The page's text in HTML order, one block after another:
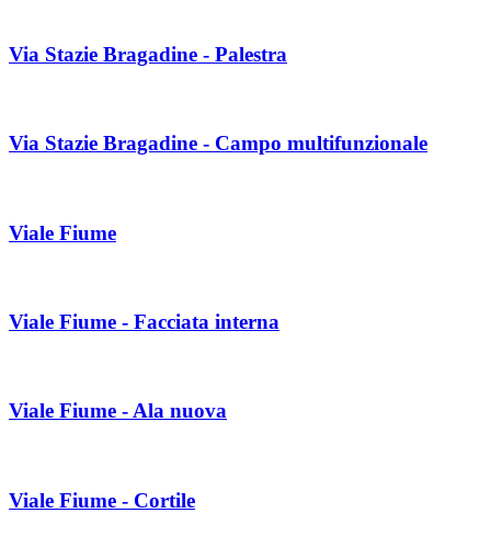
Via Stazie Bragadine - Palestra
Via Stazie Bragadine - Campo multifunzionale
Viale Fiume
Viale Fiume - Facciata interna
Viale Fiume - Ala nuova
Viale Fiume - Cortile